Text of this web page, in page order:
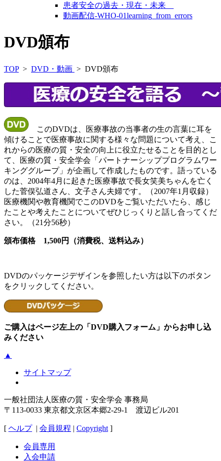
患者安全の過去・現在・未来
動画配信-WHO-01learning_from_errors
DVD頒布
TOP> DVD・動画 > DVD頒布
このDVDは、医療事故の当事者の生の言葉に耳を
傾けることで医療事故に関する様々な問題について考え、こ
れからの医療の質・安全の向上に役立たせることを目的とし
て、医療の質・安全学会「パートナーシッププログラムワー
キンググループ」が企画して作成したものです。語っている
のは、2004年4月に起きた医療事故で長女笑美ちゃんを亡く
した菅俣弘道さん、文子さん夫婦です。（2007年1月収録）
医療機関や教育機関でこのDVDをご覧いただいたら、感じ
たことや考えたことについてぜひじっくりと話し合ってくだ
さい。（21分56秒）
頒布価格 1,500円（消費税、送料込み）
DVDのパッケージデザインを参照したい方は以下のボタン
をクリックしてください。
ご購入はページ左上の「DVD購入フォーム」からお申し込
みください
▲
サイトマップ
一般社団法人医療の質・安全学会 事務局
〒113-0033 東京都文京区本郷2-29-1 渡辺ビル201
[ ヘルプ| 会員規程 | Copyright ]
会員専用
入会申請